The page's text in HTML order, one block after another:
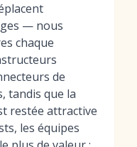
— nous
chaque
de
tandis que la
restée attractive
les équipes